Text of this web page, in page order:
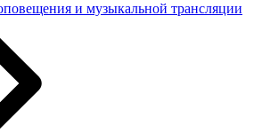
и музыкальной трансляции